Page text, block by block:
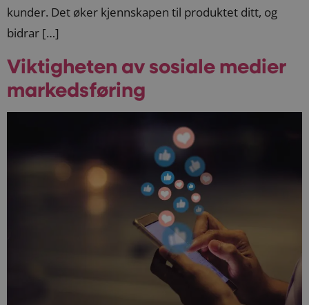
kunder. Det øker kjennskapen til produktet ditt, og
bidrar […]
Viktigheten av sosiale medier
markedsføring